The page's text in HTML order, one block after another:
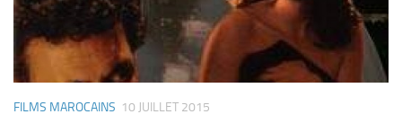
FILMS MAROCAINS 10 JUILLET 2015